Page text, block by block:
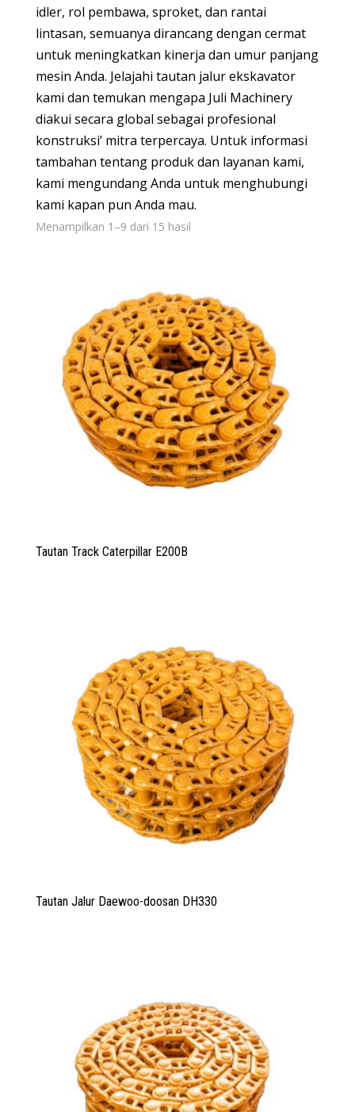
idler, rol pembawa, sproket, dan rantai
lintasan, semuanya dirancang dengan cermat
untuk meningkatkan kinerja dan umur panjang
mesin Anda. Jelajahi tautan jalur ekskavator
kami dan temukan mengapa Juli Machinery
diakui secara global sebagai profesional
konstruksi’ mitra terpercaya. Untuk informasi
tambahan tentang produk dan layanan kami,
kami mengundang Anda untuk menghubungi
kami kapan pun Anda mau.
Menampilkan 1–9 dari 15 hasil
Tautan Track Caterpillar E200B
Tautan Jalur Daewoo-doosan DH330